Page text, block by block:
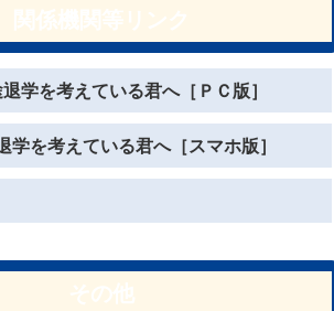
学を考えている君へ［ＰＣ版］
学を考えている君へ［スマホ版］